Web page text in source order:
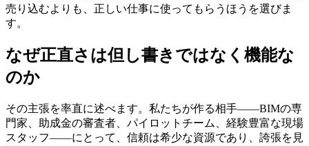
売り込むよりも、正しい仕事に使ってもらうほうを選びま
す。
なぜ正直さは但し書きではなく機能な
のか
その主張を率直に述べます。私たちが作る相手——BIMの専
門家、助成金の審査者、パイロットチーム、経験豊富な現場
スタッフ——にとって、信頼は希少な資源であり、誇張を見